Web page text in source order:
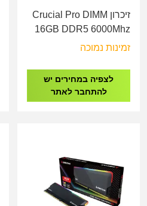
זיכרון Crucial Pro DIMM
16GB DDR5 6000Mhz
CL48
זמינות נמוכה
לצפיה במחירים יש
להתחבר לאתר